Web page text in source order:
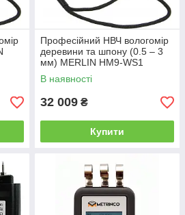
Професійний НВЧ вологомір
деревини та шпону (0.5 – 3
мм) MERLIN HM9-WS1
В наявності
32 009 ₴
Купити